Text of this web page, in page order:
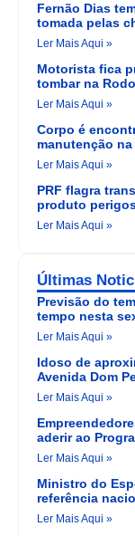
Fernão Dias
tomada pelas
Ler Mais Aqui »
Motorista fica
tombar na
Ler Mais Aqui »
Corpo é
manutenção
Ler Mais Aqui »
PRF flagra
produto
Ler Mais Aqui »
Últimas
Previsão do
tempo nesta
Ler Mais Aqui »
Idoso de
Avenida Dom
Ler Mais Aqui »
aderir ao
Ler Mais Aqui »
Ministro do
referência
Ler Mais Aqui »